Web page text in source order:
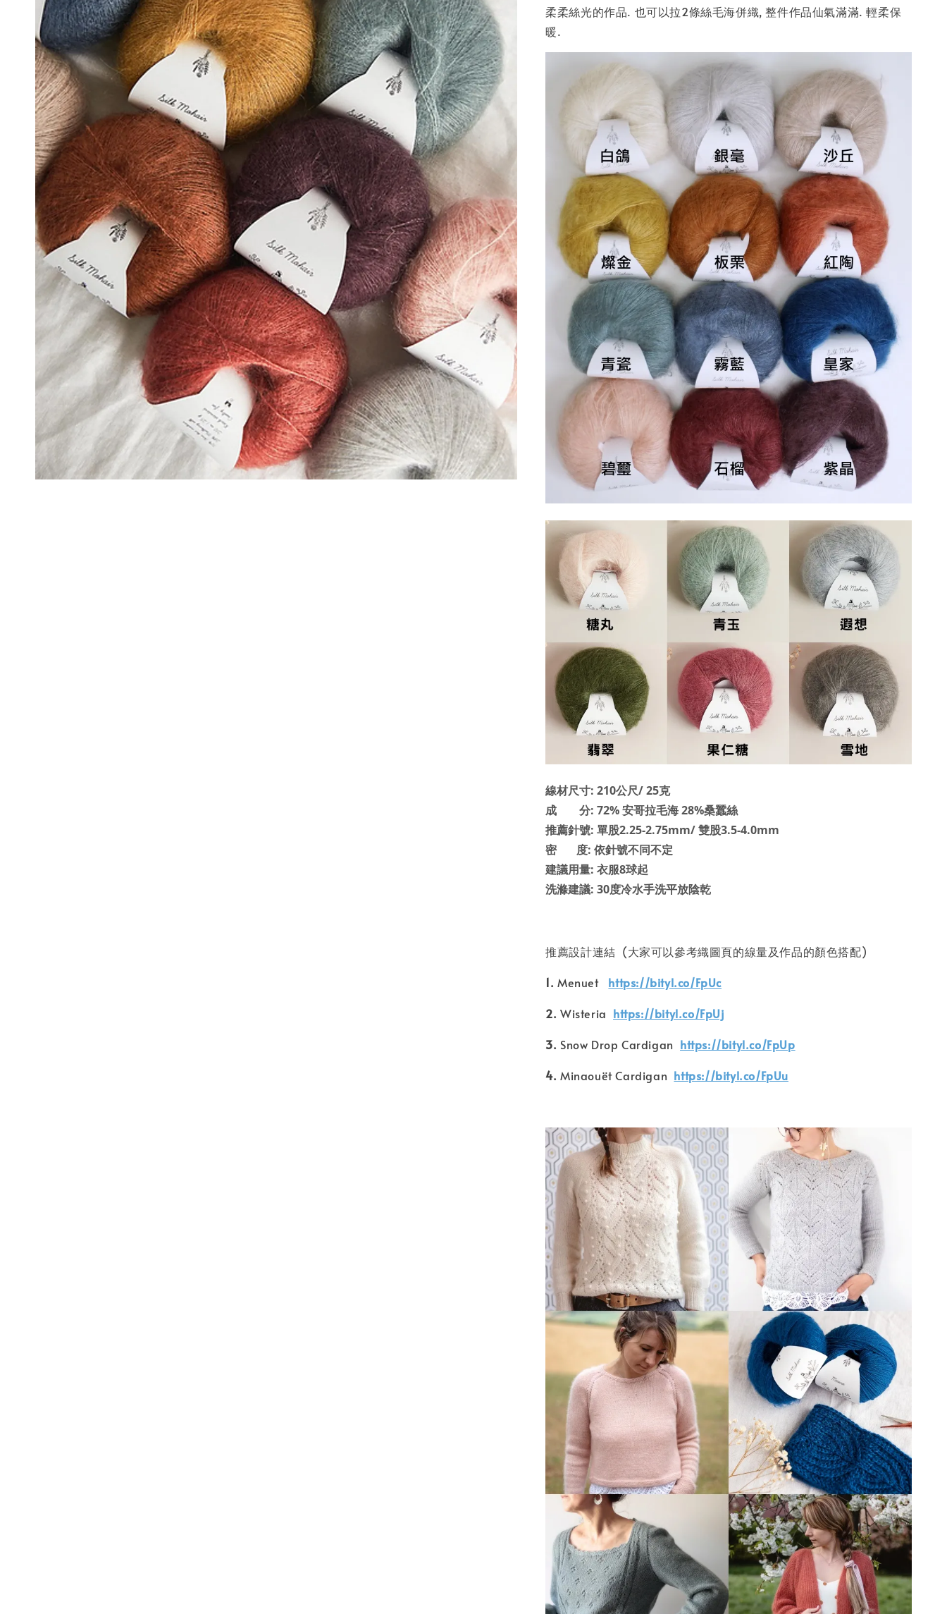
柔柔絲光的作品. 也可以拉2條絲毛海併織, 整件作品仙氣滿滿. 輕柔保
暖.
線材尺寸: 210公尺/ 25克
成 分: 72% 安哥拉毛海 28%桑蠶絲
推薦針號: 單股2.25-2.75mm/ 雙股3.5-4.0mm
密 度: 依針號不同不定
建議用量: 衣服8球起
洗滌建議: 30度冷水手洗平放陰乾
推薦設計連結 (大家可以參考織圖頁的線量及作品的顏色搭配)
1. Menuet
https://bityl.co/FpUc
2. Wisteria https://bityl.co/FpUj
3. Snow Drop Cardigan https://bityl.co/FpUp
4. Minaouët Cardigan https://bityl.co/FpUu